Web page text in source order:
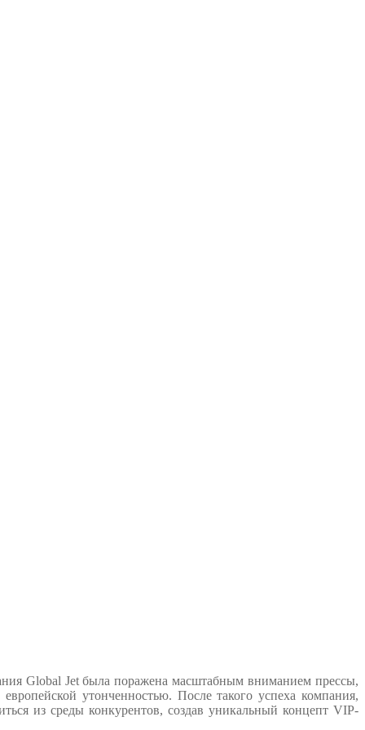
Global Jet была поражена масштабным вниманием прессы,
утонченностью. После такого успеха компания,
из среды конкурентов, создав уникальный концепт VIP-